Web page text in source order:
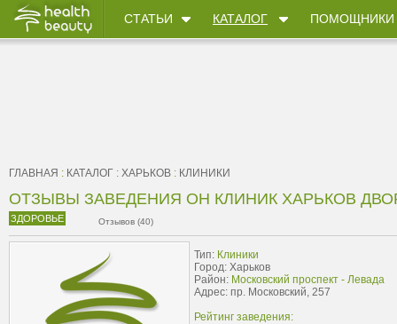
СТАТЬИ КАТАЛОГ ПОМОЩНИКИ
ГЛАВНАЯ : КАТАЛОГ : ХАРЬКОВ : КЛИНИКИ
ОТЗЫВЫ ЗАВЕДЕНИЯ ОН КЛИНИК ХАРЬКОВ
ЗДОРОВЬЕ Отзывов (40)
Тип: Клиники
Город: Харьков
Район: Московский проспект - Левада
Адрес: пр. Московский, 257
Рейтинг заведения: